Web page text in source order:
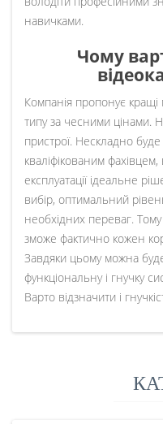
навичками.
Чому
Компанія пропонує
типу за чесними цінами.
пристрої. Нескладно
кваліфікованим
експлуатації ідеальне
вибір, оптимальний
необхідних переваг. Тому
зможе фактично кожен
Завдяки цьому можна
функціональну і гнучку
Варто відзначити і